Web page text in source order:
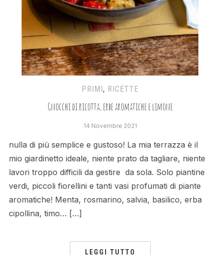
PRIMI, RICETTE
Gnocchi di ricotta, erbe aromatiche e limone
14 Novembre 2021
nulla di più semplice e gustoso! La mia terrazza è il
mio giardinetto ideale, niente prato da tagliare, niente
lavori troppo difficili da gestire da sola. Solo piantine
verdi, piccoli fiorellini e tanti vasi profumati di piante
aromatiche! Menta, rosmarino, salvia, basilico, erba
cipollina, timo… […]
LEGGI TUTTO